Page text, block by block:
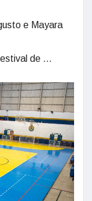
e Mayara
de ...